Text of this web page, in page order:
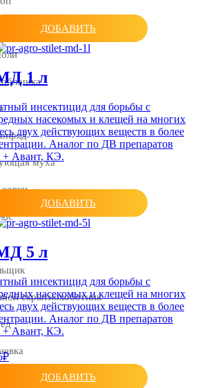
муха
скрытнохоботник
ДОБАВИТЬ
1 л
инсектицид для борьбы с
насекомых и клещей на многих
двух действующих веществ в более
Аналог по ДВ препаратов
Авант, КЭ.
ДОБАВИТЬ
5 л
инсектицид для борьбы с
насекомых и клещей на многих
двух действующих веществ в более
Аналог по ДВ препаратов
Авант, КЭ.
ДОБАВИТЬ